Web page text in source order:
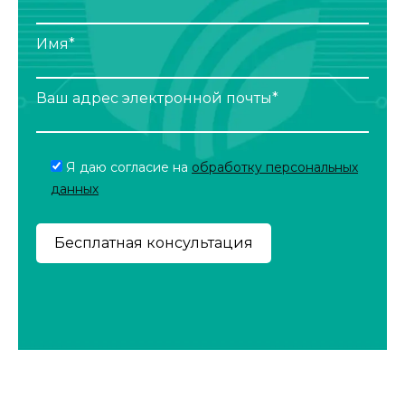
Имя*
Ваш адрес электронной почты*
Я даю согласие на обработку персональных
данных